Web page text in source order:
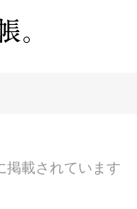
掲載されています